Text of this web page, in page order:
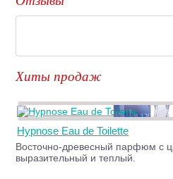
Хиты продаж
Hypnose Eau de Toilette
Восточно-древесный парфюм с
выразительный и теплый.